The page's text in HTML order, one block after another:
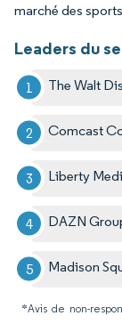
marché des
Leaders du
The Walt
Comcast
Liberty
DAZN
Madison
*Avis de non-